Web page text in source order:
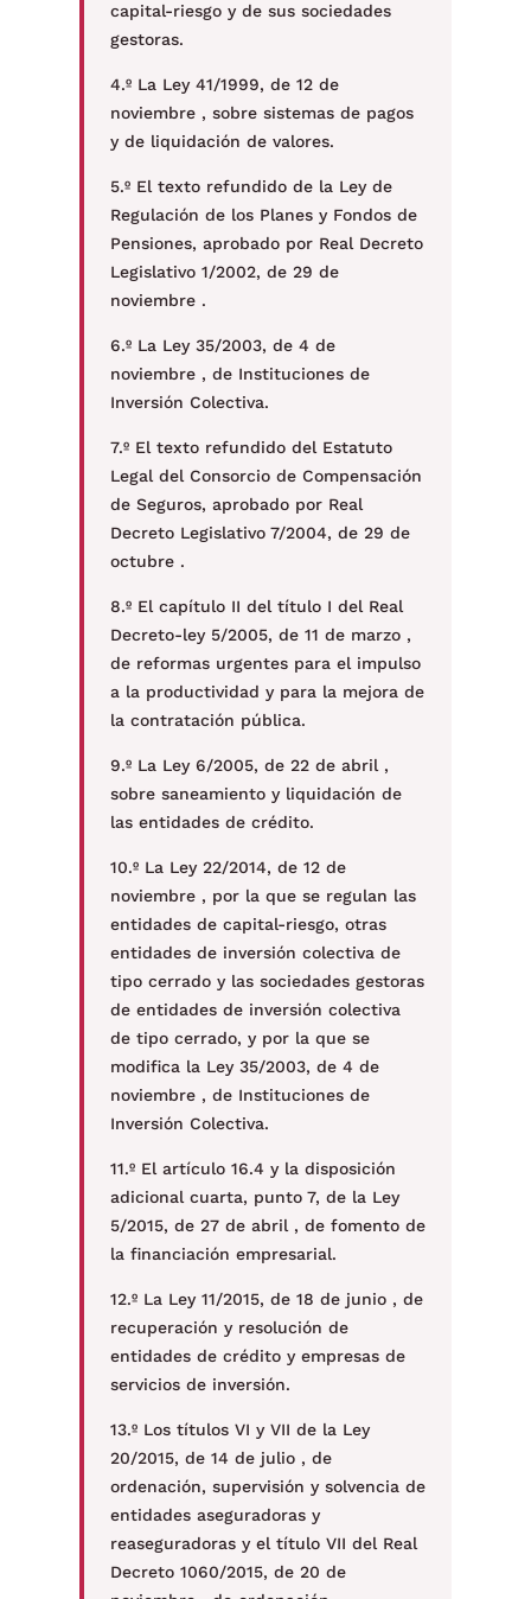
capital-riesgo y de sus sociedades
gestoras.
4.º La Ley 41/1999, de 12 de
noviembre , sobre sistemas de pagos
y de liquidación de valores.
5.º El texto refundido de la Ley de
Regulación de los Planes y Fondos de
Pensiones, aprobado por Real Decreto
Legislativo 1/2002, de 29 de
noviembre .
6.º La Ley 35/2003, de 4 de
noviembre , de Instituciones de
Inversión Colectiva.
7.º El texto refundido del Estatuto
Legal del Consorcio de Compensación
de Seguros, aprobado por Real
Decreto Legislativo 7/2004, de 29 de
octubre .
8.º El capítulo II del título I del Real
Decreto-ley 5/2005, de 11 de marzo ,
de reformas urgentes para el impulso
a la productividad y para la mejora de
la contratación pública.
9.º La Ley 6/2005, de 22 de abril ,
sobre saneamiento y liquidación de
las entidades de crédito.
10.º La Ley 22/2014, de 12 de
noviembre , por la que se regulan las
entidades de capital-riesgo, otras
entidades de inversión colectiva de
tipo cerrado y las sociedades gestoras
de entidades de inversión colectiva
de tipo cerrado, y por la que se
modifica la Ley 35/2003, de 4 de
noviembre , de Instituciones de
Inversión Colectiva.
11.º El artículo 16.4 y la disposición
adicional cuarta, punto 7, de la Ley
5/2015, de 27 de abril , de fomento de
la financiación empresarial.
12.º La Ley 11/2015, de 18 de junio , de
recuperación y resolución de
entidades de crédito y empresas de
servicios de inversión.
13.º Los títulos VI y VII de la Ley
20/2015, de 14 de julio , de
ordenación, supervisión y solvencia de
entidades aseguradoras y
reaseguradoras y el título VII del Real
Decreto 1060/2015, de 20 de